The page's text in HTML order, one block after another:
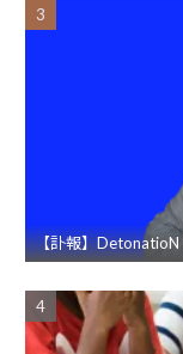
【訃報】DetonatioN